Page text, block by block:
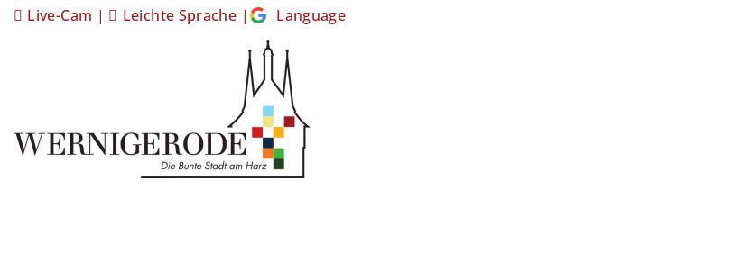
Live-Cam | Leichte Sprache | Language